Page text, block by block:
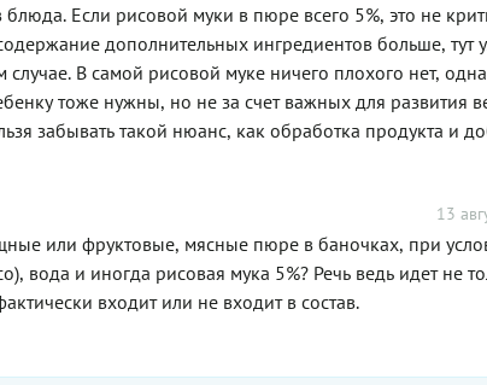
Если рисовой муки в пюре всего 5%, это не
дополнительных ингредиентов больше, тут
В самой рисовой муке ничего плохого нет,
тоже нужны, но не за счет важных для развития
забывать такой нюанс, как обработка продукта и
и тд. Опять-таки, критично их потребление
слишком много. А как поддержка домашнему
13
или фруктовые, мясные пюре в баночках, при
вода и иногда рисовая мука 5%? Речь ведь идет не
входит или не входит в состав.